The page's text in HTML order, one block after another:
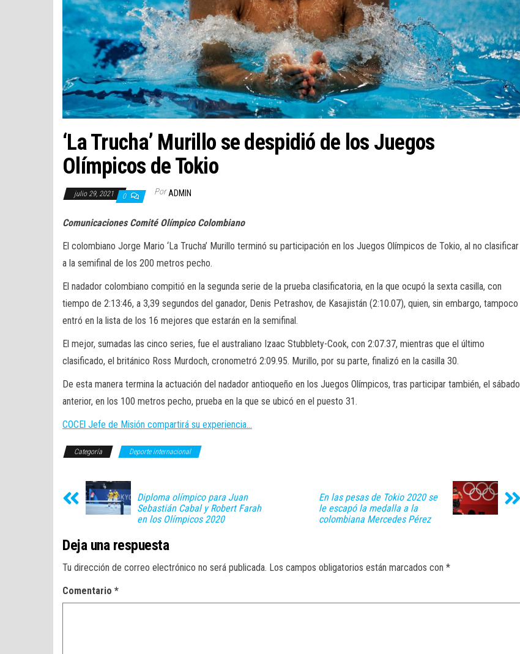
‘La Trucha’ Murillo se despidió de los Juegos
Olímpicos de Tokio
julio 29, 2021 0 Por ADMIN
Comunicaciones Comité Olímpico Colombiano
El colombiano Jorge Mario ‘La Trucha’ Murillo terminó su participación en los Juegos Olímpicos de Tokio, al no clasificar
a la semifinal de los 200 metros pecho.
El nadador colombiano compitió en la segunda serie de la prueba clasificatoria, en la que ocupó la sexta casilla, con
tiempo de 2:13:46, a 3,39 segundos del ganador, Denis Petrashov, de Kasajistán (2:10.07), quien, sin embargo, tampoco
entró en la lista de los 16 mejores que estarán en la semifinal.
El mejor, sumadas las cinco series, fue el australiano Izaac Stubblety-Cook, con 2:07.37, mientras que el último
clasificado, el británico Ross Murdoch, cronometró 2:09.95. Murillo, por su parte, finalizó en la casilla 30.
De esta manera termina la actuación del nadador antioqueño en los Juegos Olímpicos, tras participar también, el sábado
anterior, en los 100 metros pecho, prueba en la que se ubicó en el puesto 31.
COCEl Jefe de Misión compartirá su experiencia…
Categoría Deporte internacional
Diploma olímpico para Juan
Sebastián Cabal y Robert Farah
en los Olímpicos 2020
En las pesas de Tokio 2020 se
le escapó la medalla a la
colombiana Mercedes Pérez
Deja una respuesta
Tu dirección de correo electrónico no será publicada. Los campos obligatorios están marcados con *
Comentario *